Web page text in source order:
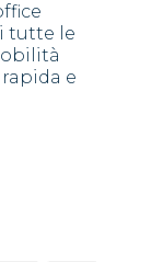
tutte le
e